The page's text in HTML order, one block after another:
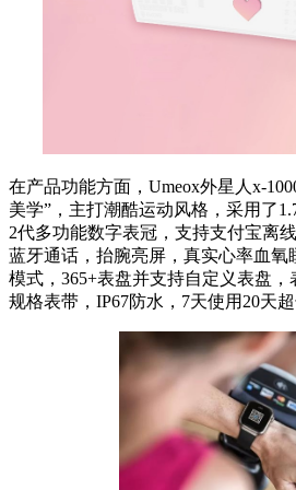
在产品功能方面，Umeox外星人x-
美学”，主打潮酷运动风格，采用了
2代多功能数字表冠，支持支付宝离
蓝牙通话，抬腕亮屏，真实心率血氧
模式，365+表盘并支持自定义表盘，
规格表带，IP67防水，7天使用20天超